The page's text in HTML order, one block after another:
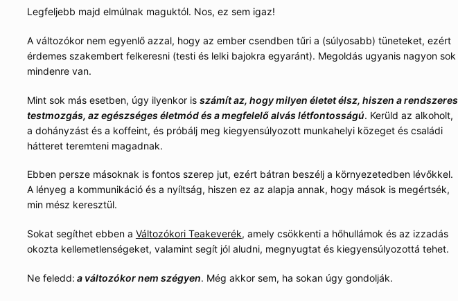
Legfeljebb majd elmúlnak maguktól. Nos, ez sem igaz!
A változókor nem egyenlő azzal, hogy az ember csendben tűri a (súlyosabb) tüneteket, ezért
érdemes szakembert felkeresni (testi és lelki bajokra egyaránt). Megoldás ugyanis nagyon sok
mindenre van.
Mint sok más esetben, úgy ilyenkor is számít az, hogy milyen életet élsz, hiszen a rendszeres
testmozgás, az egészséges életmód és a megfelelő alvás létfontosságú. Kerüld az alkoholt,
a dohányzást és a koffeint, és próbálj meg kiegyensúlyozott munkahelyi közeget és családi
hátteret teremteni magadnak.
Ebben persze másoknak is fontos szerep jut, ezért bátran beszélj a környezetedben lévőkkel.
A lényeg a kommunikáció és a nyíltság, hiszen ez az alapja annak, hogy mások is megértsék,
min mész keresztül.
Sokat segíthet ebben a Változókori Teakeverék, amely csökkenti a hőhullámok és az izzadás
okozta kellemetlenségeket, valamint segít jól aludni, megnyugtat és kiegyensúlyozottá tehet.
Ne feledd: a változókor nem szégyen. Még akkor sem, ha sokan úgy gondolják.